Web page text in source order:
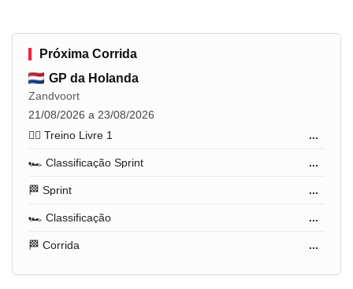
Próxima Corrida
GP da Holanda
Zandvoort
21/08/2026 a 23/08/2026
🏋️‍♂️ Treino Livre 1
...
🏎️ Classificação Sprint ...
🏁 Sprint ...
🏎️ Classificação ...
🏁 Corrida ...